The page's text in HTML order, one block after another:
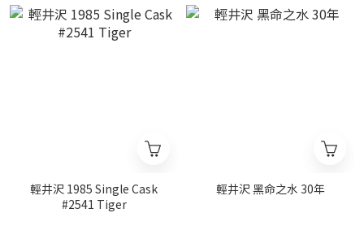
輕井沢 1985 Single Cask
#2541 Tiger
輕井沢 黑命之水 30年